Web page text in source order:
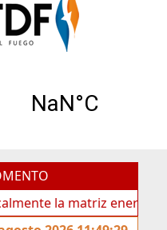
matriz energética de